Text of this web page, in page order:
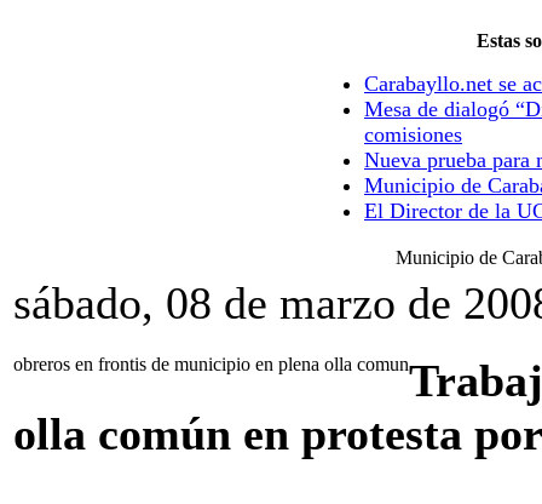
Estas
Carabayllo.net se
Mesa de dialogó
comisiones
Nueva prueba para
Municipio de
El Director de la
Municipio de
sábado, 08 de marzo de
obreros en frontis de municipio en plena olla comun
olla común en protesta